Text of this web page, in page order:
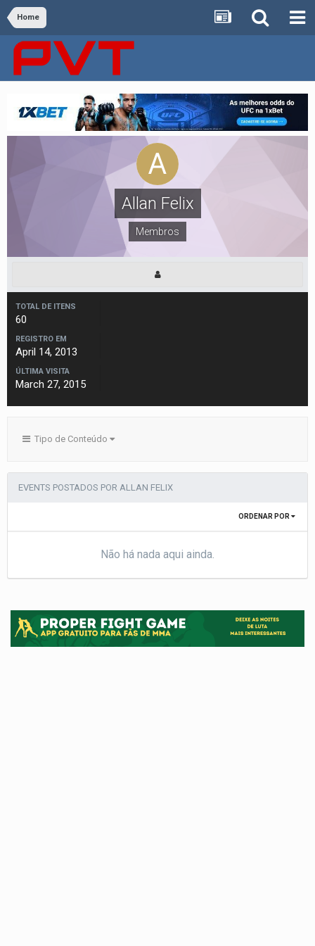
Home
Allan Felix
Membros
TOTAL DE ITENS
60
REGISTRO EM
April 14, 2013
ÚLTIMA VISITA
March 27, 2015
Tipo de Conteúdo
EVENTS POSTADOS POR ALLAN FELIX
ORDENAR POR
Não há nada aqui ainda.